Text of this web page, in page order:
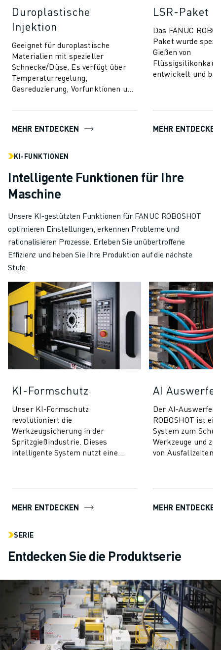
Duroplastische
Injektion
Geeignet für duroplastische
Materialien mit spezieller
Schnecke/Düse. Es verfügt über
Temperaturregelung,
Gasreduzierung, Vorfunktionen und
Prozessstabilität und Qualit...
MEHR ENTDECKEN
LSR-Paket
Das FANUC
Paket wurde
Gießen von
entwickelt und
MEHR ENTDECKEN
KI-FUNKTIONEN
Intelligente Funktionen für Ihre
Maschine
Unsere KI-gestützten Funktionen für FANUC ROBOSHOT
optimieren Einstellungen, erkennen Probleme und
rationalisieren Prozesse. Erleben Sie unübertroffene
Effizienz und heben Sie Ihre Produktion auf die nächste
Stufe.
KI-Formschutz
Unser KI-Formschutz
revolutioniert die
Werkzeugsicherung in der
Spritzgießindustrie. Dieses
intelligente System nutzt eine
MEHR ENTDECKEN
AI
Der AI-
ROBOSHOT ist
System zum
Werkzeuge und
von Ausfallzeiten.
MEHR ENTDECKEN
SERIE
Entdecken Sie die Produktserie